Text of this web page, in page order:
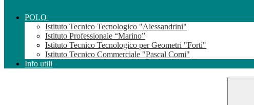
POLO
Istituto Tecnico Tecnologico "Alessandrini"
Istituto Professionale “Marino”
Istituto Tecnico Tecnologico per Geometri "Forti"
Istituto Tecnico Commerciale "Pascal Comi"
Info utili